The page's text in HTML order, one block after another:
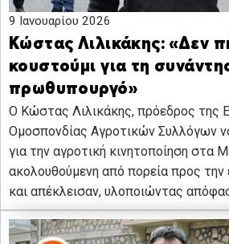
9 Ιανουαρίου 2026
Κώστας Λιλικάκης: «Δεν
κουστούμι για τη
πρωθυπουργό»
Ο Κώστας Λιλικάκης, πρόεδρος της
Ομοσπονδίας Αγροτικών Συλλόγων
για την αγροτική κινητοποίηση στα
ακολουθούμενη από πορεία προς την
και απέκλεισαν, υλοποιώντας